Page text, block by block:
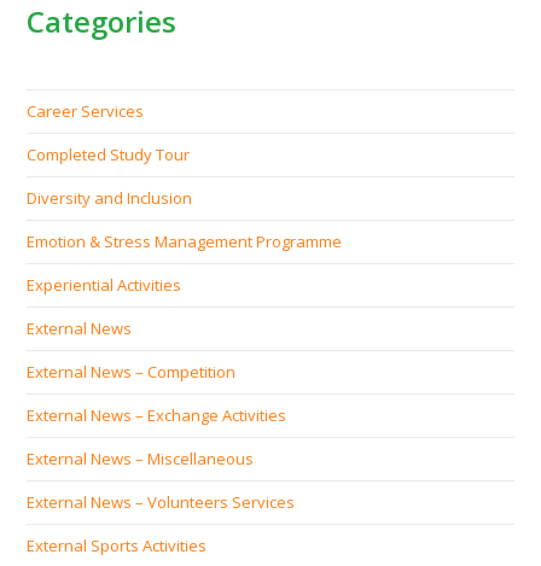
Categories
Career Services
Completed Study Tour
Diversity and Inclusion
Emotion & Stress Management Programme
Experiential Activities
External News
External News – Competition
External News – Exchange Activities
External News – Miscellaneous
External News – Volunteers Services
External Sports Activities